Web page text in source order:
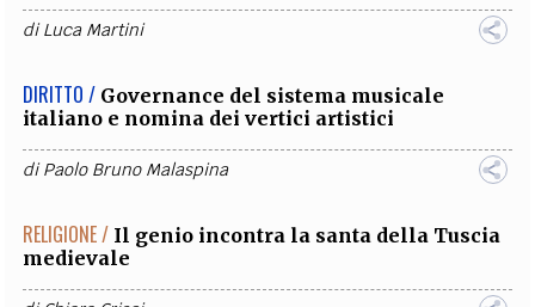
diLuca Martini
DIRITTO / Governance del sistema musicale
italiano e nomina dei vertici artistici
diPaolo Bruno Malaspina
RELIGIONE / Il genio incontra la santa della Tuscia
medievale